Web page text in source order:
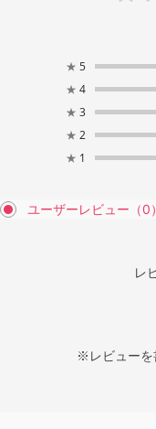
★ 5
★ 4
★ 3
★ 2
★ 1
ユーザーレビュー （0）
レ
※レビューを